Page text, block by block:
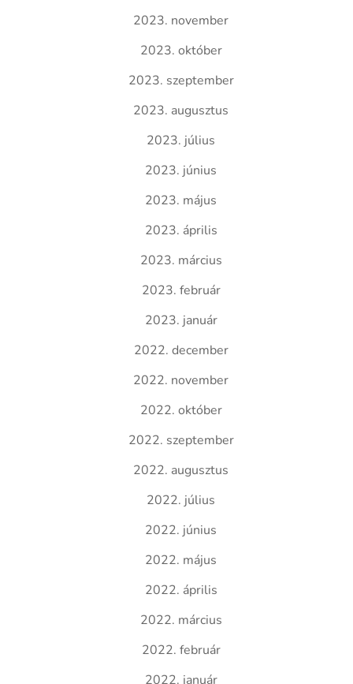
2023. november
2023. október
2023. szeptember
2023. augusztus
2023. július
2023. június
2023. május
2023. április
2023. március
2023. február
2023. január
2022. december
2022. november
2022. október
2022. szeptember
2022. augusztus
2022. július
2022. június
2022. május
2022. április
2022. március
2022. február
2022. január